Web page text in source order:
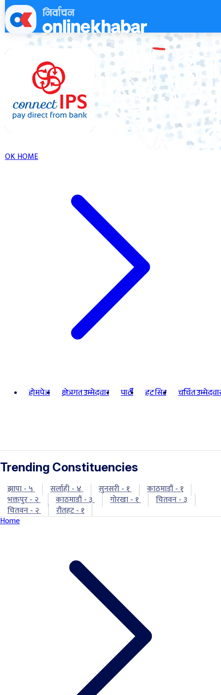
Skip
to
content
OK HOME
होमपेज क्षेत्रगत उम्मेदवार पार्टी हट सिट चर्चित
Trending Constituencies
झापा - ५ सर्लाही - ४ सुनसरी - १
काठमाडौं - १
भक्तपुर - २
काठमाडौं - ३ गोरखा - १
चितवन - ३
चितवन - २
रौतहट - १
Home